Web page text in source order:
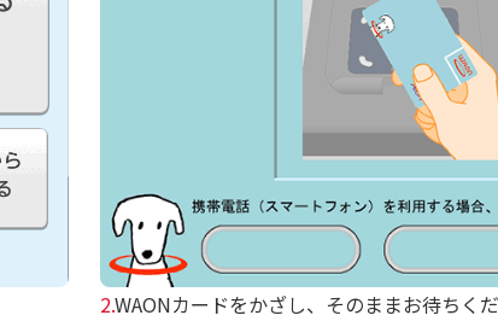
2.WAONカードをかざし、そのままお待ちく